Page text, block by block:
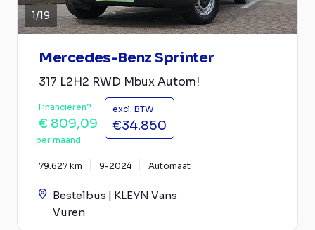
1/19
Mercedes-Benz Sprinter
317 L2H2 RWD Mbux Autom!
Financieren?
€ 809,09
per maand
excl. BTW
€34.850
79.627 km 9-2024 Automaat
Bestelbus | KLEYN Vans
Vuren